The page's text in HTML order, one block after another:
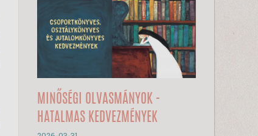
MINŐSÉGI OLVASMÁNYOK -
HATALMAS KEDVEZMÉNYEK